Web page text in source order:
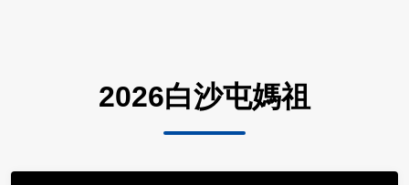
2026白沙屯媽祖